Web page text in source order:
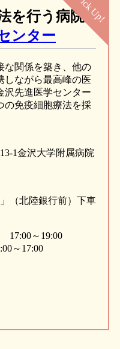
を行う病院
ンター
な関係を築き、他の
しながら最高峰の医
沢先進医学センター
の免疫細胞療法を採
1金沢大学附属病院
（北陸銀行前）下車
～19:00
～17:00